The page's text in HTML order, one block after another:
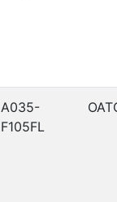
A035-
F105FL